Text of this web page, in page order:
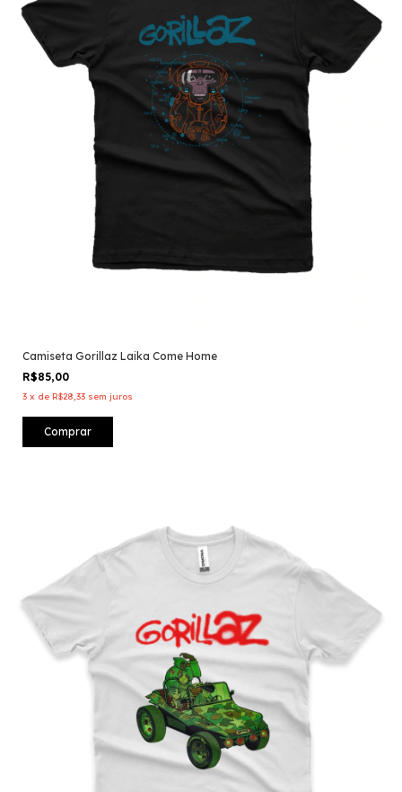
Camiseta Gorillaz Laika Come Home
R$85,00
3 x de R$28,33 sem juros
Comprar